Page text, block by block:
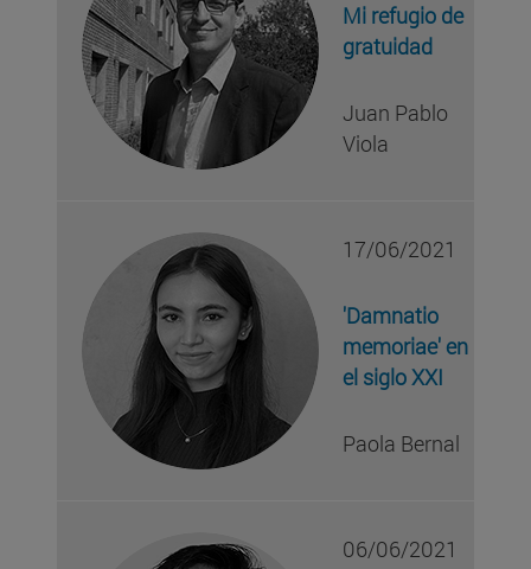
Mi refugio de
gratuidad
Juan Pablo
Viola
17/06/2021
'Damnatio
memoriae' en
el siglo XXI
Paola Bernal
06/06/2021